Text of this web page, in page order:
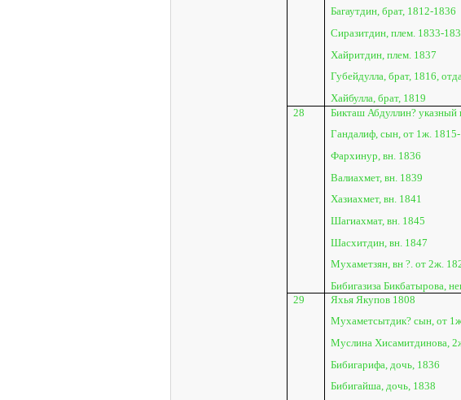
Багаутдин, брат, 1812-1836
Сиразитдин, плем. 1833-
Хайритдин, плем. 1837
Губейдулла, брат, 1816,
Хайбулла, брат, 1819
28
Бикташ Абдуллин? указный
Гандалиф, сын, от 1ж.
Фархинур, вн. 1836
Валиахмет, вн. 1839
Хазиахмет, вн. 1841
Шагиахмат, вн. 1845
Шасхитдин, вн. 1847
Мухаметзян, вн ?. от 2ж.
Бибигазиза Бикбатырова,
29
Яхья Якупов 1808
Мухаметсытдик? сын, от
Муслина Хисамитдинова,
Бибигарифа, дочь, 1836
Бибигайша, дочь, 1838